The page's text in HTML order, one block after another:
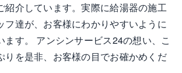
紹介しています。実際に給湯器の施工
フ達が、お客様にわかりやすいように
ます。 アンシンサービス24の想い、こ
りを是非、お客様の目でお確かめくだ